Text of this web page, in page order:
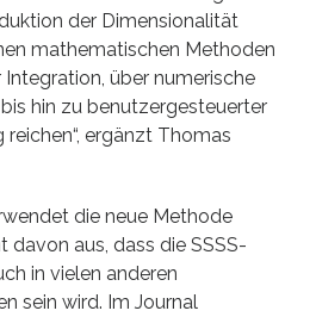
der Dimensionalität
mathematischen Methoden
über numerische
hin zu benutzergesteuerter
ergänzt Thomas
die neue Methode
davon aus, dass die SSSS-
in vielen anderen
sein wird. Im Journal